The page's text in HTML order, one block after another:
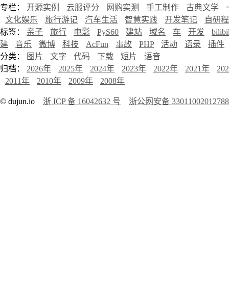
专栏： 开源实例 云服评分 网购实测 手工制作 古典文学
文化娱乐
旅行游记 汽车生活 智慧实践 开发笔记
自研
标签： 亲子 旅行 电影 PyS60 建站 域名 车 开发
建
音乐 微博 科技 AcFun 事故 PHP 活动 语录
插件
分类：
图片 文字 代码 下载 短片
语音
归档： 2026年 2025年 2024年 2023年 2022年 2021年
2011年
2010年 2009年 2008年
© dujun.io 浙 ICP 备 16042632 号 浙公网安备